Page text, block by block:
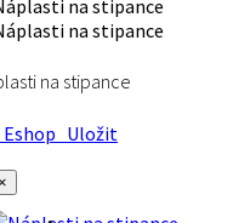
na stipance
Uložit